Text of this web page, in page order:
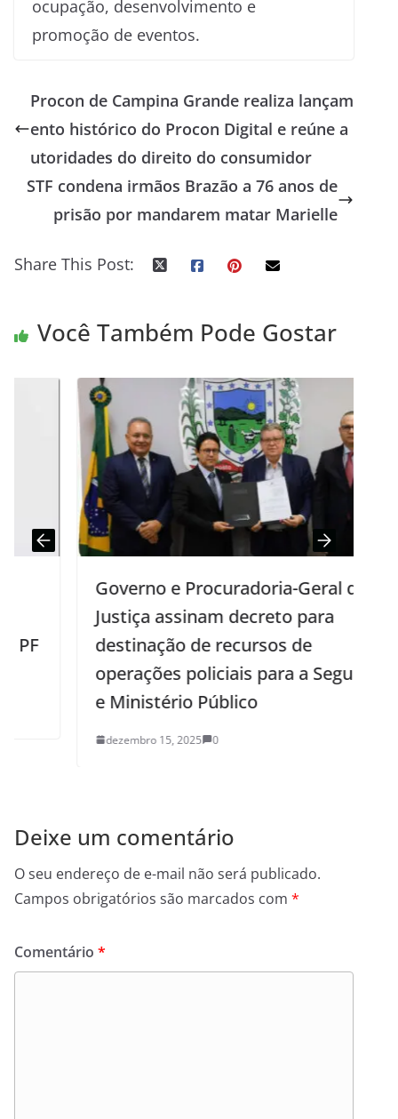
ocupação, desenvolvimento e
promoção de eventos.
Procon de Campina Grande realiza lançam
ento histórico do Procon Digital e reúne a
utoridades do direito do consumidor
STF condena irmãos Brazão a 76 anos de
prisão por mandarem matar Marielle
Share This Post:
Você Também Pode Gostar
Governo e Procuradoria-Geral de
Justiça assinam decreto para
destinação de recursos de
operações policiais para a Segurança
e Ministério Público
dezembro 15, 2025 0
Deixe um comentário
O seu endereço de e-mail não será publicado.
Campos obrigatórios são marcados com *
Comentário *